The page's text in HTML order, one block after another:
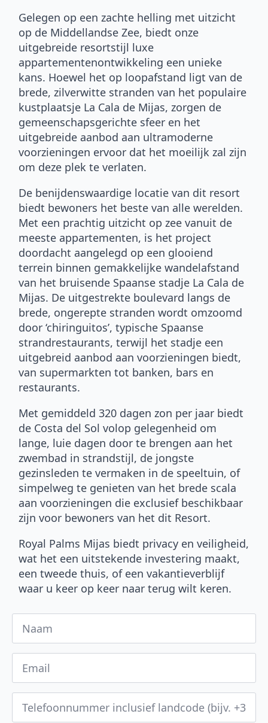
Gelegen op een zachte helling met uitzicht
op de Middellandse Zee, biedt onze
uitgebreide resortstijl luxe
appartementenontwikkeling een unieke
kans. Hoewel het op loopafstand ligt van de
brede, zilverwitte stranden van het populaire
kustplaatsje La Cala de Mijas, zorgen de
gemeenschapsgerichte sfeer en het
uitgebreide aanbod aan ultramoderne
voorzieningen ervoor dat het moeilijk zal zijn
om deze plek te verlaten.
De benijdenswaardige locatie van dit resort
biedt bewoners het beste van alle werelden.
Met een prachtig uitzicht op zee vanuit de
meeste appartementen, is het project
doordacht aangelegd op een glooiend
terrein binnen gemakkelijke wandelafstand
van het bruisende Spaanse stadje La Cala de
Mijas. De uitgestrekte boulevard langs de
brede, ongerepte stranden wordt omzoomd
door ‘chiringuitos’, typische Spaanse
strandrestaurants, terwijl het stadje een
uitgebreid aanbod aan voorzieningen biedt,
van supermarkten tot banken, bars en
restaurants.
Met gemiddeld 320 dagen zon per jaar biedt
de Costa del Sol volop gelegenheid om
lange, luie dagen door te brengen aan het
zwembad in strandstijl, de jongste
gezinsleden te vermaken in de speeltuin, of
simpelweg te genieten van het brede scala
aan voorzieningen die exclusief beschikbaar
zijn voor bewoners van het dit Resort.
Royal Palms Mijas biedt privacy en veiligheid,
wat het een uitstekende investering maakt,
een tweede thuis, of een vakantieverblijf
waar u keer op keer naar terug wilt keren.